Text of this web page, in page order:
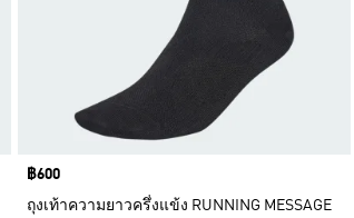
Price
฿600
ถุงเท้าความยาวครึ่งแข้ง RUNNING MESSAGE